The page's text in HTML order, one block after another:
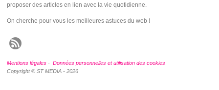
proposer des articles en lien avec la vie quotidienne.
On cherche pour vous les meilleures astuces du web !
Mentions légales - Données personnelles et utilisation des cookies
Copyright © ST MEDIA - 2026